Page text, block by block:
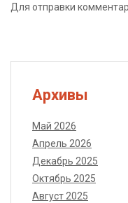
Для отправки
Архивы
Май 2026
Апрель 2026
Декабрь 2025
Октябрь 2025
Август 2025